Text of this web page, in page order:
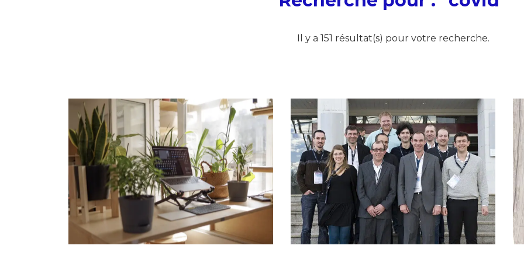
Il y a 151 résultat(s) pour votre recherche.